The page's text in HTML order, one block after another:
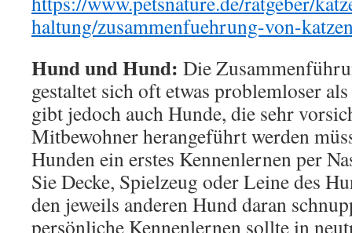
haltung/zusammenfuehrung-von-
Hund und Hund: Die
gestaltet sich oft etwas problemloser
gibt jedoch auch Hunde, die sehr
Mitbewohner herangeführt werden
Hunden ein erstes Kennenlernen per
Sie Decke, Spielzeug oder Leine des
den jeweils anderen Hund daran
persönliche Kennenlernen sollte in